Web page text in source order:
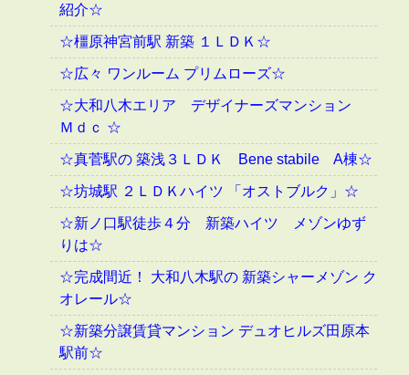
紹介☆
☆橿原神宮前駅 新築 １ＬＤＫ☆
☆広々 ワンルーム プリムローズ☆
☆大和八木エリア デザイナーズマンション
Ｍｄｃ ☆
☆真菅駅の 築浅３ＬＤＫ Bene stabile A棟☆
☆坊城駅 ２ＬＤＫハイツ 「オストブルク」☆
☆新ノ口駅徒歩４分 新築ハイツ メゾンゆず
りは☆
☆完成間近！ 大和八木駅の 新築シャーメゾン ク
オレール☆
☆新築分譲賃貸マンション デュオヒルズ田原本
駅前☆